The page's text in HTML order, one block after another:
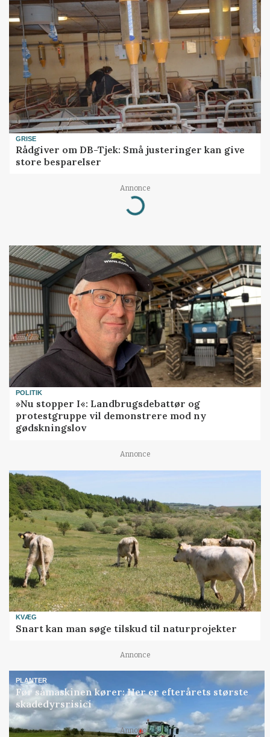
GRISE
Rådgiver om DB-Tjek: Små justeringer kan give
store besparelser
Annonce
Loading...
POLITIK
»Nu stopper I«: Landbrugsdebattør og
protestgruppe vil demonstrere mod ny
gødskningslov
Annonce
KVÆG
Snart kan man søge tilskud til naturprojekter
Annonce
PLANTER
Før såmaskinen kører: Her er efterårets største
skadedyrsrisici
Annonce